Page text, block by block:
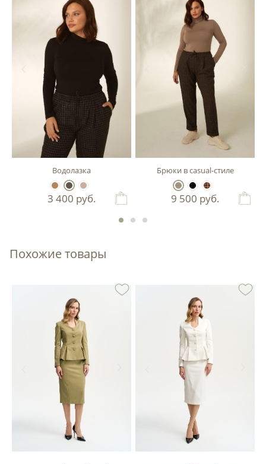
Водолазка
3 400 руб.
Брюки в casual-стиле
9 500 руб.
Похожие товары